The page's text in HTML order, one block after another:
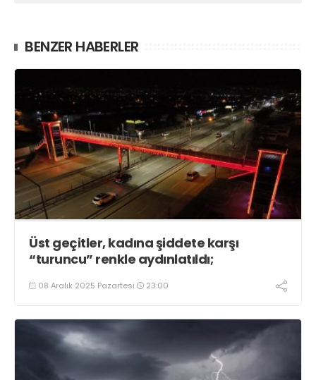
BENZER HABERLER
Üst geçitler, kadına şiddete karşı
“turuncu” renkle aydınlatıldı;
08 Aralık 2025 Pazartesi 23:00